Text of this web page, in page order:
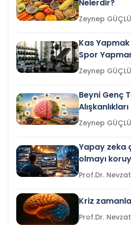
Nelerdir?
Zeynep
Kas
Spor
Zeynep
Beyni Genç
Alışkanlıkları
Zeynep
Yapay zeka
olmayı
Kriz